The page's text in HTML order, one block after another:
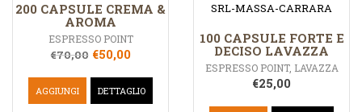
200 CAPSULE CREMA &
AROMA
ESPRESSO POINT
€70,00 €50,00
AGGIUNGI DETTAGLIO
100 CAPSULE FORTE E
DECISO LAVAZZA
ESPRESSO POINT, LAVAZZA
€25,00